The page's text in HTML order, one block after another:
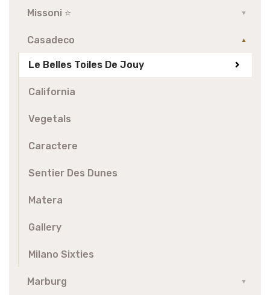
Missoni ⭐️ ▼
Casadeco ▼
Le Belles Toiles De Jouy
California
Vegetals
Caractere
Sentier Des Dunes
Matera
Gallery
Milano Sixties
Marburg ▼